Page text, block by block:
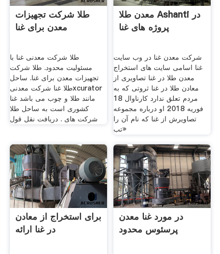
طلا شرکت تجهیزات
معدن برای غنا
طلا شرکت معدنی غنا با
مسئولیت محدود. طلا شرکت
تجهیزات معدن برای غنا. ساحل
طلا غنا شرکت معدنیxcurator
مانند طلا و چوب می باشد غنا
کشوری است به ساحل طلا
شرکت های . دریافت نقل قول
معدن طلا Ashanti در
پروژه های غنا
شرکت معدن غنا در وب سایت
غنا اسامی سایت های استخراج
معدن طلا در غنا تصاویری از
معادن طلا در غنا ثروتی که به
مردم تعلق ندارد کارناوال 18
فوریه 2018 او درباره مجموعه
تصاویرش از غنا که نام آن را
«تب
برای استخراج از معادن
در غنا ارائه
در مورد غنا معدن
پرسئوس محدود